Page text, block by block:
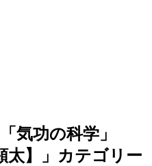
気功の科学」
】
」カテゴリー